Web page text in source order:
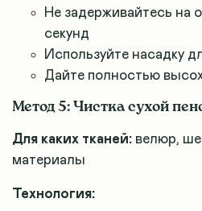
Не задерживайтесь на
секунд
Используйте насадку
Дайте полностью
Метод 5: Чистка сухой
Для каких тканей: велюр,
материалы
Технология: